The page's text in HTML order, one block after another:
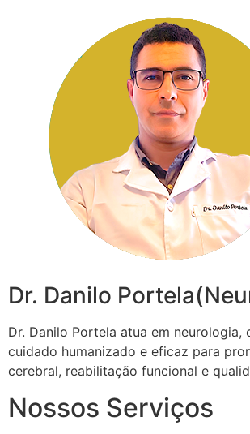
Dr. Danilo
Dr. Danilo Portela atua em neurologia,
cuidado humanizado e eficaz para
cerebral, reabilitação funcional e
Nossos Serviços